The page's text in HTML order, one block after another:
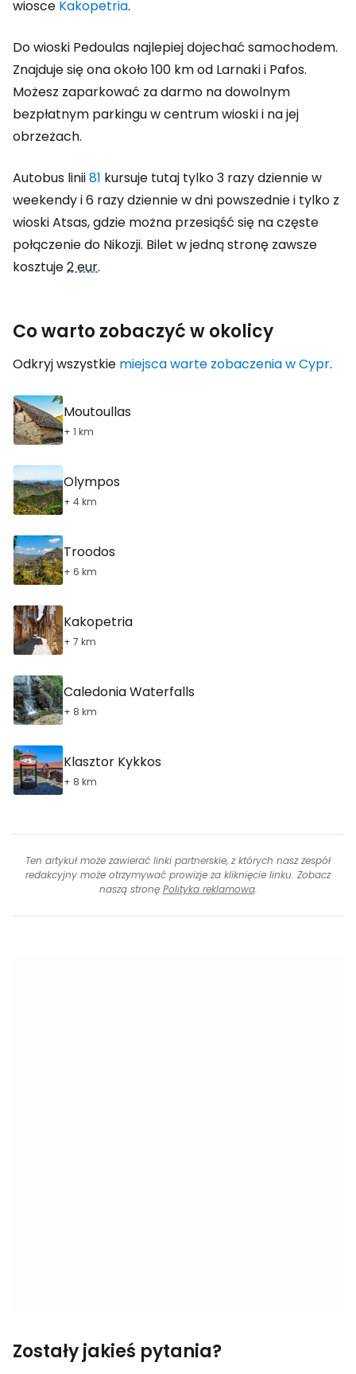
wiosce Kakopetria.
Do wioski Pedoulas najlepiej dojechać samochodem.
Znajduje się ona około 100 km od Larnaki i Pafos.
Możesz zaparkować za darmo na dowolnym
bezpłatnym parkingu w centrum wioski i na jej
obrzeżach.
Autobus linii81 kursuje tutaj tylko 3 razy dziennie w
weekendy i 6 razy dziennie w dni powszednie i tylko z
wioski Atsas, gdzie można przesiąść się na częste
połączenie do Nikozji. Bilet w jedną stronę zawsze
kosztuje2 eur.
Co warto zobaczyć w okolicy
Odkryj wszystkie miejsca warte zobaczenia w Cypr.
Moutoullas
+ 1 km
Olympos
+ 4 km
Troodos
+ 6 km
Kakopetria
+ 7 km
Caledonia Waterfalls
+ 8 km
Klasztor Kykkos
+ 8 km
Ten artykuł może zawierać linki partnerskie, z których nasz zespół
redakcyjny może otrzymywać prowizje za kliknięcie linku. Zobacz
naszą stronę Polityka reklamowa.
Zostały jakieś pytania?